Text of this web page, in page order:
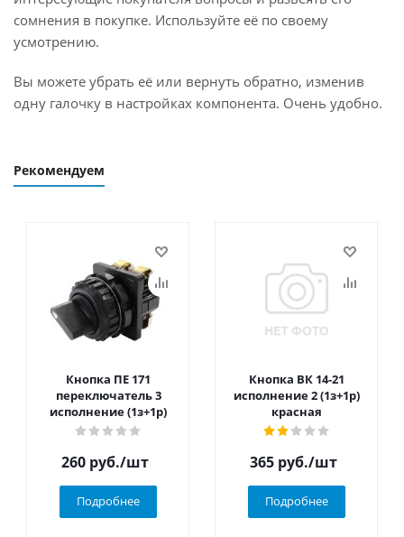
сомнения в покупке. Используйте её по своему
усмотрению.
Вы можете убрать её или вернуть обратно, изменив
одну галочку в настройках компонента. Очень удобно.
Рекомендуем
Кнопка ПЕ 171
переключатель 3
исполнение (1з+1р)
260 руб./шт
Подробнее
Кнопка ВК 14-21
исполнение 2 (1з+1р)
красная
365 руб./шт
Подробнее